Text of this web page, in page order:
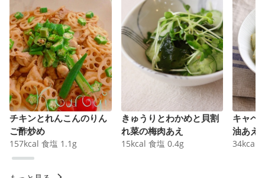
チキンとれんこんのりん
ご酢炒め
157kcal 食塩 1.1 g
きゅうりとわかめと貝割
れ菜の梅肉あえ
15kcal 食塩 0.4g
キャベ
油あえ
34kcal